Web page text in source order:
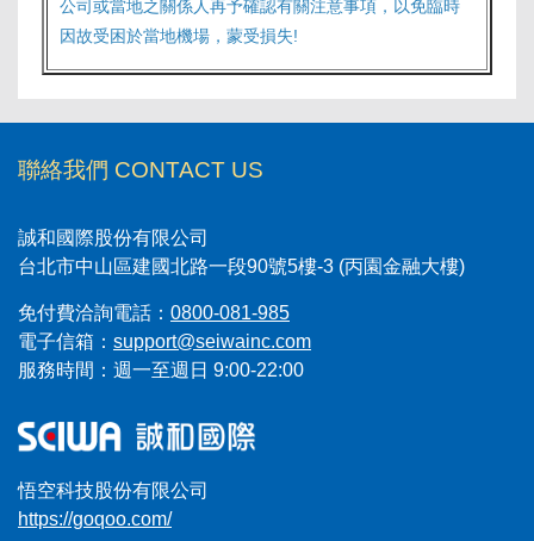
公司或當地之關係人再予確認有關注意事項，以免臨時
因故受困於當地機場，蒙受損失!
聯絡我們 CONTACT US
誠和國際股份有限公司
台北市中山區建國北路一段90號5樓-3 (丙園金融大樓)
免付費洽詢電話： 0800-081-985
電子信箱： support@seiwainc.com
服務時間：週一至週日 9:00-22:00
悟空科技股份有限公司
https://goqoo.com/